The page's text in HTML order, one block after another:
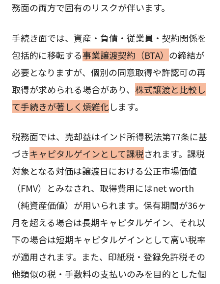
務面の両方で固有のリスクが伴います。
手続き面では、資産・負債・従業員・契約関係を
包括的に移転する事業譲渡契約（BTA） の締結が
必要となりますが、個別の同意取得や許認可の再
取得が求められる場合があり、 株式譲渡と比較し
て手続きが著しく煩雑化します。
税務面では、売却益はインド所得税法第77条に基
づきキャピタルゲインとして課税されます。課税
対象となる対価は譲渡日における公正市場価値
（FMV）とみなされ、取得費用にはnet worth
（純資産価値）が用いられます。保有期間が36ヶ
月を超える場合は長期キャピタルゲイン、それ以
下の場合は短期キャピタルゲインとして高い税率
が適用されます。また、印紙税・登録免許税その
他類似の税・手数料の支払いのみを目的とした個